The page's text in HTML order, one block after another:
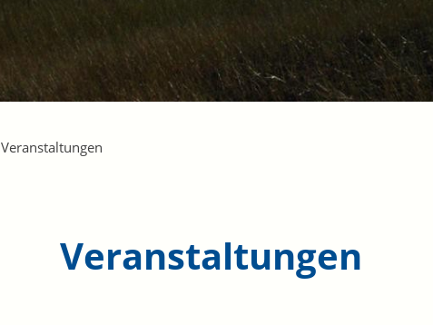
Veranstaltungen
Veranstaltungen